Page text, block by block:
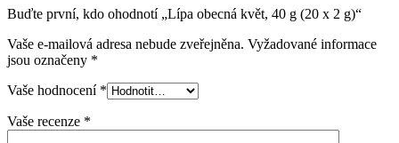
Buďte první, kdo ohodnotí „Lípa obecná květ, 40 g (20 x 2 g)“
Vaše e-mailová adresa nebude zveřejněna. Vyžadované informace
jsou označeny *
Vaše hodnocení *
Vaše recenze *